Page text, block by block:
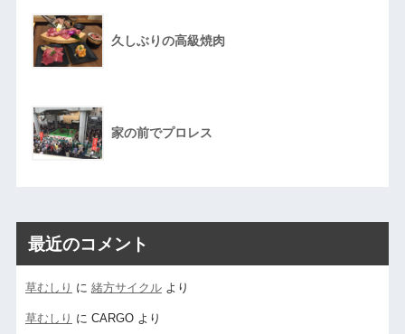
久しぶりの高級焼肉
家の前でプロレス
最近のコメント
草むしり に 緒方サイクルより
草むしり に CARGOより